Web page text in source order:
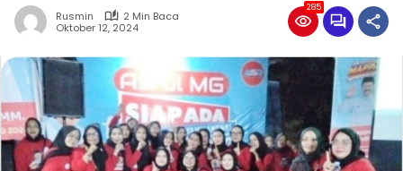
Rusmin
2 Min Baca
Oktober 12, 2024
285